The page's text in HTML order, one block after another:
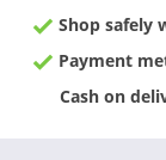
Shop safely
Payment
Cash on